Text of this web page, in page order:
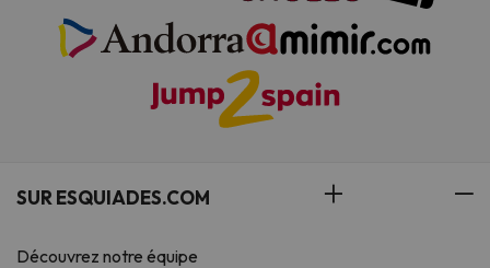
SUR ESQUIADES.COM
Découvrez notre équipe